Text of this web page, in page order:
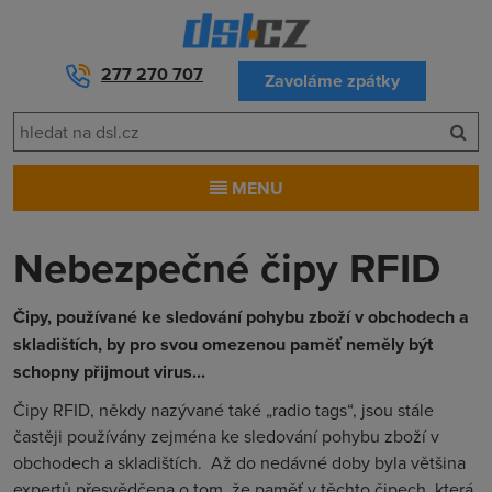
277 270 707 Zavoláme zpátky
MENU
Nebezpečné čipy RFID
Čipy, používané ke sledování pohybu zboží v obchodech a
skladištích, by pro svou omezenou paměť neměly být
schopny přijmout virus...
Čipy RFID, někdy nazývané také „radio tags“, jsou stále
častěji používány zejména ke sledování pohybu zboží v
obchodech a skladištích. Až do nedávné doby byla většina